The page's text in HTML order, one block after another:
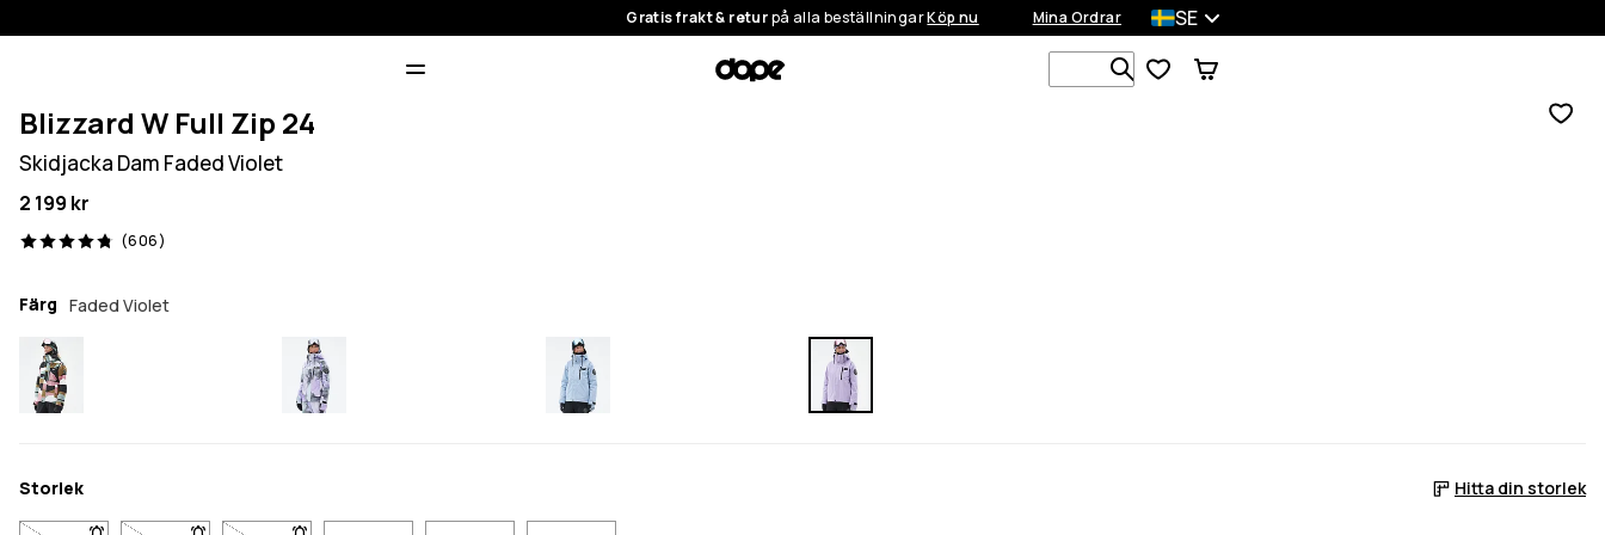
Gratis frakt & returpå alla beställningarKöp nu Mina Ordrar SE
Sök bland 1 000+ produkter
Blizzard W Full Zip 24
Skidjacka Dam Faded Violet
2 199 kr
(606)
606 recensioner, 4.8/5
Färg Faded Violet
Storlek Hitta din storlek